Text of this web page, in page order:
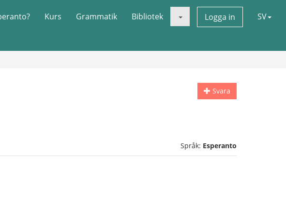
Kurs Grammatik Bibliotek Logga in SV
Svara
Språk: Esperanto